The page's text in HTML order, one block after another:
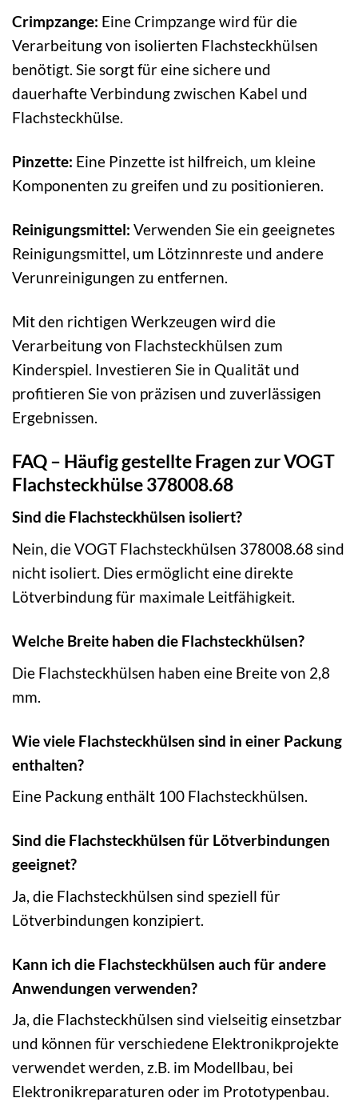
Crimpzange: Eine Crimpzange wird für die
Verarbeitung von isolierten Flachsteckhülsen
benötigt. Sie sorgt für eine sichere und
dauerhafte Verbindung zwischen Kabel und
Flachsteckhülse.
Pinzette: Eine Pinzette ist hilfreich, um kleine
Komponenten zu greifen und zu positionieren.
Reinigungsmittel: Verwenden Sie ein geeignetes
Reinigungsmittel, um Lötzinnreste und andere
Verunreinigungen zu entfernen.
Mit den richtigen Werkzeugen wird die
Verarbeitung von Flachsteckhülsen zum
Kinderspiel. Investieren Sie in Qualität und
profitieren Sie von präzisen und zuverlässigen
Ergebnissen.
FAQ – Häufig gestellte Fragen zur VOGT
Flachsteckhülse 378008.68
Sind die Flachsteckhülsen isoliert?
Nein, die VOGT Flachsteckhülsen 378008.68 sind
nicht isoliert. Dies ermöglicht eine direkte
Lötverbindung für maximale Leitfähigkeit.
Welche Breite haben die Flachsteckhülsen?
Die Flachsteckhülsen haben eine Breite von 2,8
mm.
Wie viele Flachsteckhülsen sind in einer Packung
enthalten?
Eine Packung enthält 100 Flachsteckhülsen.
Sind die Flachsteckhülsen für Lötverbindungen
geeignet?
Ja, die Flachsteckhülsen sind speziell für
Lötverbindungen konzipiert.
Kann ich die Flachsteckhülsen auch für andere
Anwendungen verwenden?
Ja, die Flachsteckhülsen sind vielseitig einsetzbar
und können für verschiedene Elektronikprojekte
verwendet werden, z.B. im Modellbau, bei
Elektronikreparaturen oder im Prototypenbau.